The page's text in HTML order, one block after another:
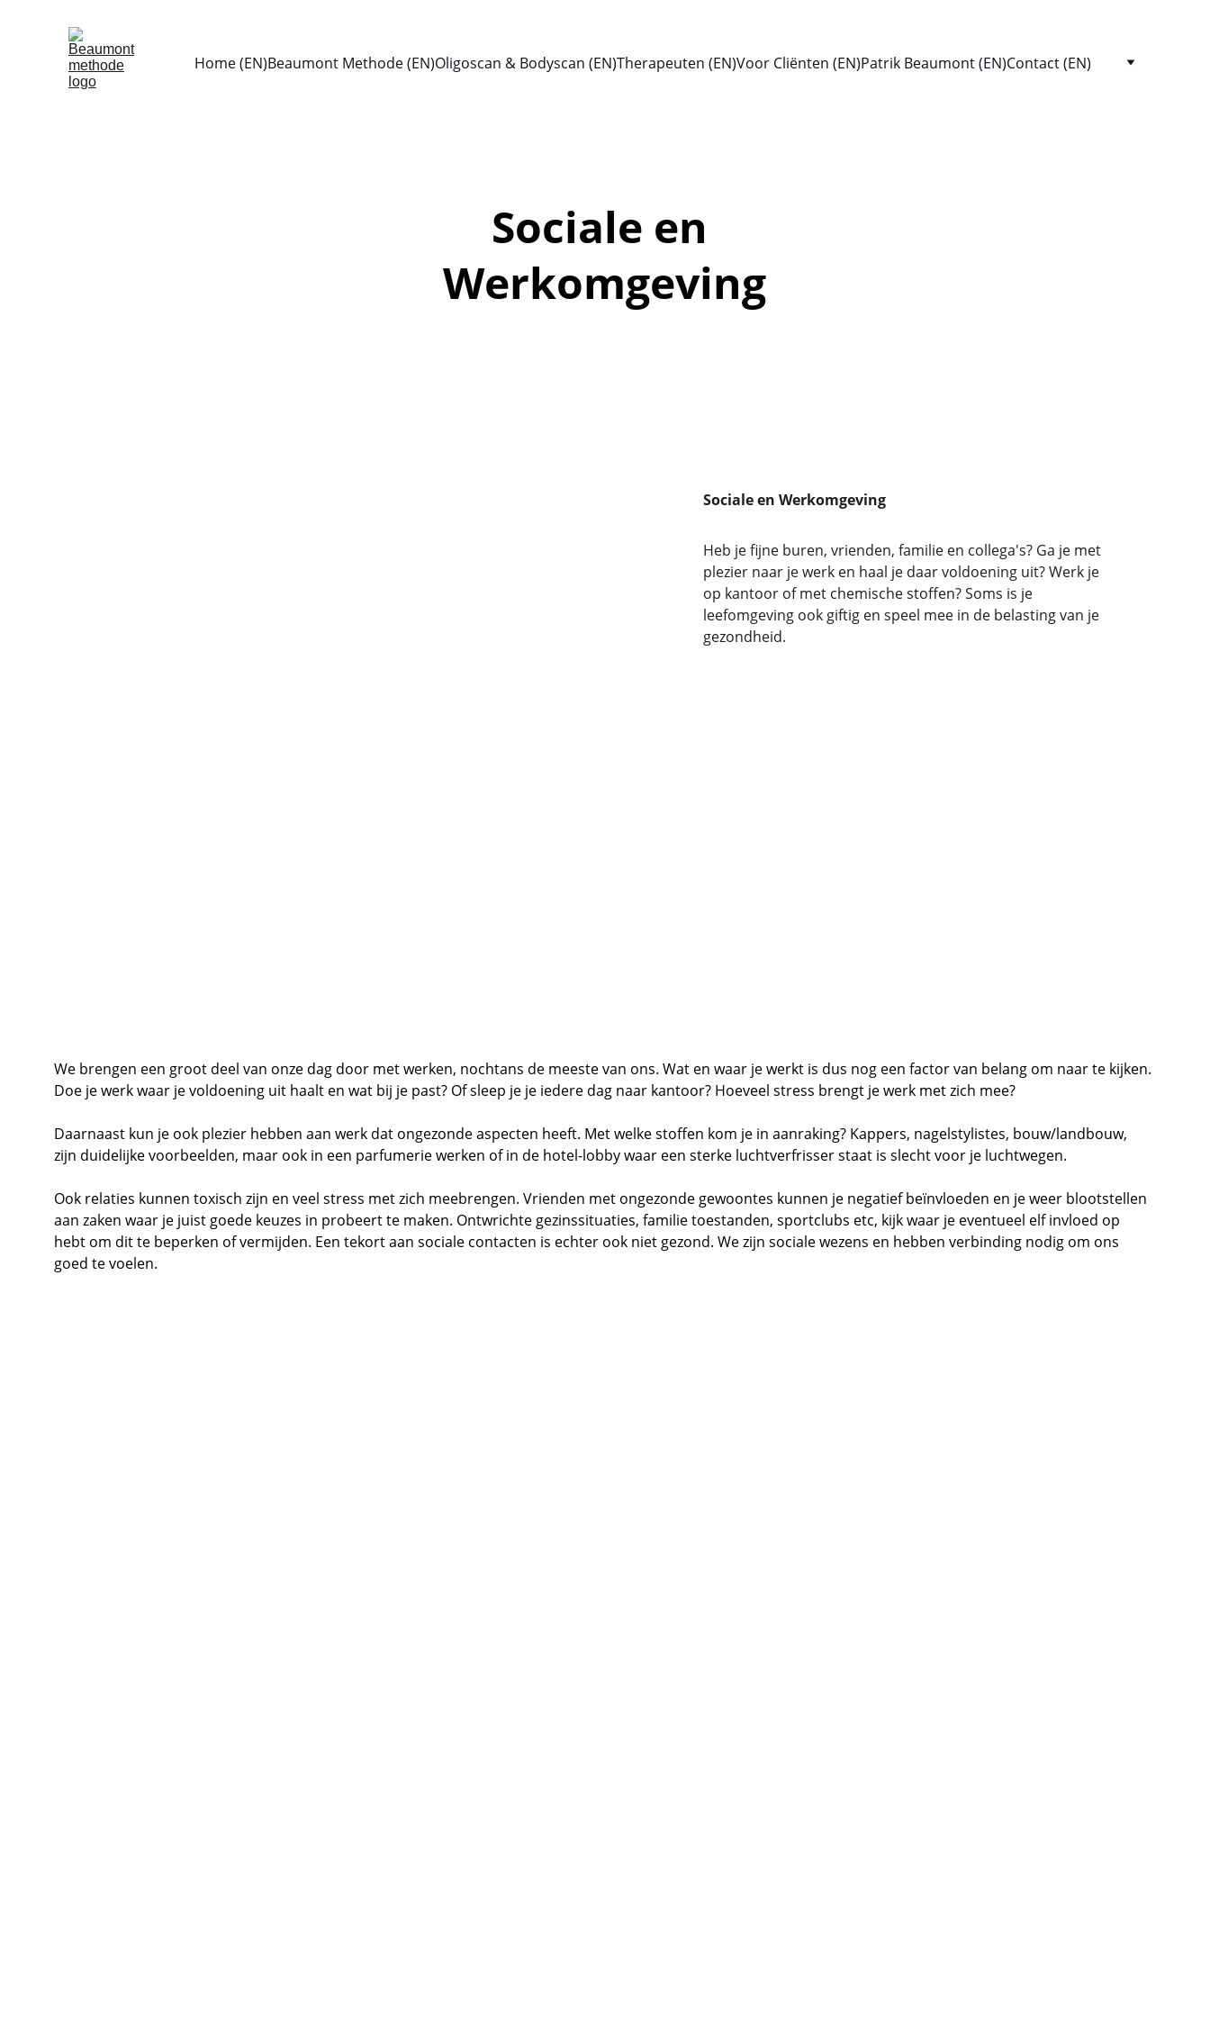
Home (EN)Beaumont Methode (EN)Oligoscan & Bodyscan (EN)Therapeuten (EN)Voor Cliënten (EN)Patrik Beaumont (EN)Contact (EN)
Sociale en
Werkomgeving
Sociale en Werkomgeving
Heb je fijne buren, vrienden, familie en collega's? Ga je met
plezier naar je werk en haal je daar voldoening uit? Werk je
op kantoor of met chemische stoffen? Soms is je
leefomgeving ook giftig en speel mee in de belasting van je
gezondheid.
We brengen een groot deel van onze dag door met werken, nochtans de meeste van ons. Wat en waar je werkt is dus nog een factor van belang om naar te kijken.
Doe je werk waar je voldoening uit haalt en wat bij je past? Of sleep je je iedere dag naar kantoor? Hoeveel stress brengt je werk met zich mee?
Daarnaast kun je ook plezier hebben aan werk dat ongezonde aspecten heeft. Met welke stoffen kom je in aanraking? Kappers, nagelstylistes, bouw/landbouw,
zijn duidelijke voorbeelden, maar ook in een parfumerie werken of in de hotel-lobby waar een sterke luchtverfrisser staat is slecht voor je luchtwegen.
Ook relaties kunnen toxisch zijn en veel stress met zich meebrengen. Vrienden met ongezonde gewoontes kunnen je negatief beïnvloeden en je weer blootstellen
aan zaken waar je juist goede keuzes in probeert te maken. Ontwrichte gezinssituaties, familie toestanden, sportclubs etc, kijk waar je eventueel elf invloed op
hebt om dit te beperken of vermijden. Een tekort aan sociale contacten is echter ook niet gezond. We zijn sociale wezens en hebben verbinding nodig om ons
goed te voelen.